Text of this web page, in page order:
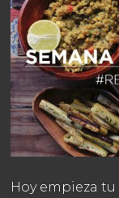
Hoy empieza tu